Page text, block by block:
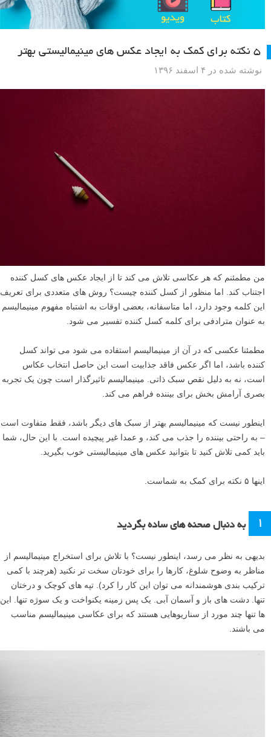
۵ نکته برای کمک به ایجاد عکس های مینیمالیستی بهتر
نوشته شده در ۴ اسفند ۱۳۹۶
من مطمئنم که هر عکاسی تلاش می کند تا از ایجاد عکس های کسل کننده
اجتناب کند. اما منظور از کسل کننده چیست؟ روش های متعددی برای تعریف
این کلمه وجود دارد، اما متاسفانه، بعضی اوقات به اشتباه مفهوم مینیمالیسم
به عنوان مترادفی برای کلمه کسل کننده تفسیر می شود.
مطمئنا عکسی که در آن از مینیمالیسم استفاده می شود می تواند کسل
کننده باشد، اما اگر عکس فاقد جذابیت است این حاصل انتخاب عکاس
است، نه به دلیل نقص سبک ذاتی. مینیمالیسم تاثیرگذار است چون یک تجربه
بصری آرامش بخش برای بیننده فراهم می کند.
اینطور نیست که مینیمالیسم بهتر از سبک های دیگر باشد، فقط متفاوت است
– به راحتی بیننده را جذب می کند، و عمدا غیر پیچیده است. با این حال، شما
باید کمی تلاش کنید تا بتوانید عکس های مینیمالیستی خوب بگیرید.
اینها ۵ نکته برای کمک به شماست.
۱ به دنبال صحنه های ساده بگردید
بدیهی به نظر می رسد، اینطور نیست؟ با تلاش برای استخراج مینیمالیسم از
مناظر به وضوح شلوغ، کارها را برای خودتان سخت تر نکنید (هرچند با کمی
ترکیب بندی هوشمندانه می توان این کار را کرد). تپه های کوچک و درختان
تنها. دشت های باز و آسمان آبی. یک پس زمینه یکنواخت و یک سوژه تنها. این
ها تنها چند مورد از سناریوهایی هستند که برای عکاسی مینیمالیسم مناسب
می باشند.